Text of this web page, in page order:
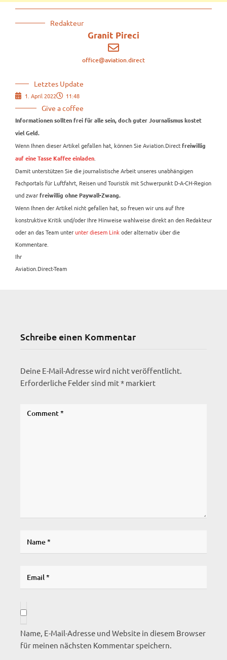
Redakteur
Granit Pireci
office@aviation.direct
Letztes Update
1. April 2022 11:48
Give a coffee
Informationen sollten frei für alle sein, doch guter Journalismus kostet
viel Geld.
Wenn Ihnen dieser Artikel gefallen hat, können Sie Aviation.Direct freiwillig
auf eine Tasse Kaffee einladen.
Damit unterstützen Sie die journalistische Arbeit unseres unabhängigen
Fachportals für Luftfahrt, Reisen und Touristik mit Schwerpunkt D-A-CH-Region
und zwar freiwillig ohne Paywall-Zwang.
Wenn Ihnen der Artikel nicht gefallen hat, so freuen wir uns auf Ihre
konstruktive Kritik und/oder Ihre Hinweise wahlweise direkt an den Redakteur
oder an das Team unterunter diesem Linkoder alternativ über die
Kommentare.
Ihr
Aviation.Direct-Team
Schreibe einen Kommentar
Deine E-Mail-Adresse wird nicht veröffentlicht.
Erforderliche Felder sind mit* markiert
Name, E-Mail-Adresse und Website in diesem Browser
für meinen nächsten Kommentar speichern.